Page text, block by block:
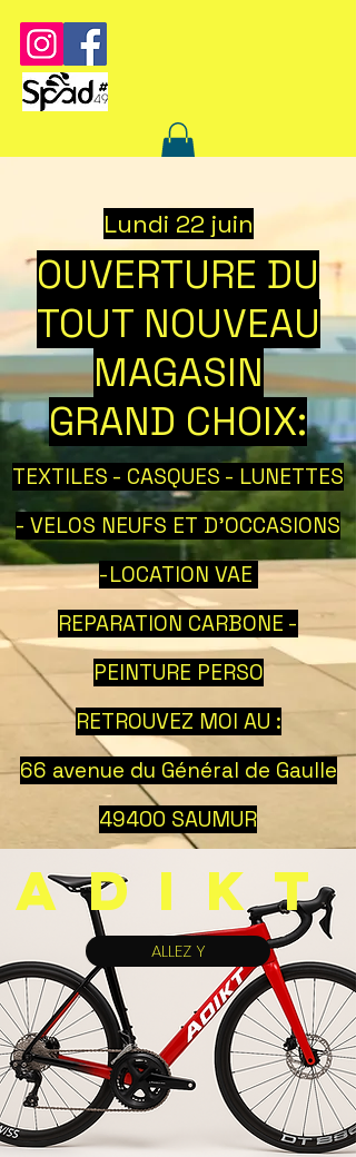
​Lundi 22 juin
OUVERTURE DU
TOUT NOUVEAU
MAGASIN
GRAND CHOIX:
TEXTILES - CASQUES - LUNETTES
- VELOS NEUFS ET D'OCCASIONS
-LOCATION VAE
REPARATION CARBONE -
PEINTURE PERSO
RETROUVEZ MOI AU :
66 avenue du Général de Gaulle
49400 SAUMUR
ADIKT
ALLEZ Y